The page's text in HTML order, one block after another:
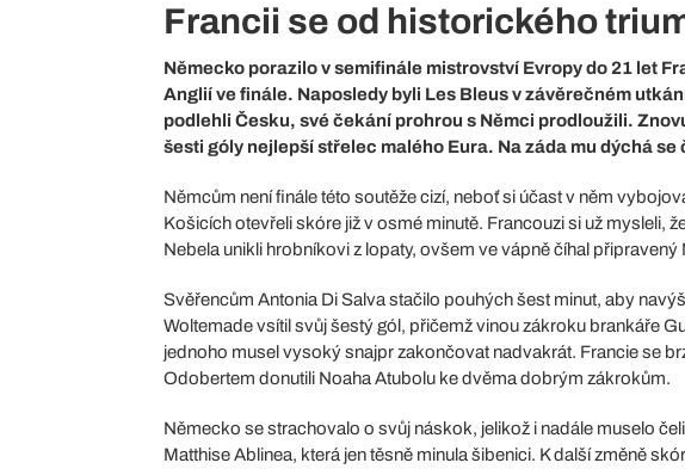
Francii se od historického
Německo porazilo v semifinále mistrovství Evropy do 21 let
Anglií ve finále. Naposledy byli Les Bleus v závěrečném
podlehli Česku, své čekání prohrou s Němci prodloužili.
šesti góly nejlepší střelec malého Eura. Na záda mu dýchá
Němcům není finále této soutěže cizí, neboť si účast v něm
Košicích otevřeli skóre již v osmé minutě. Francouzi si už mysleli,
Nebela unikli hrobníkovi z lopaty, ovšem ve vápně číhal
Svěřencům Antonia Di Salva stačilo pouhých šest minut, aby
Woltemade vsítil svůj šestý gól, přičemž vinou zákroku brankáře
jednoho musel vysoký snajpr zakončovat nadvakrát. Francie se
Odobertem donutili Noaha Atubolu ke dvěma dobrým zákrokům.
Německo se strachovalo o svůj náskok, jelikož i nadále muselo
Matthise Ablinea, která jen těsně minula šibenici. K další změně